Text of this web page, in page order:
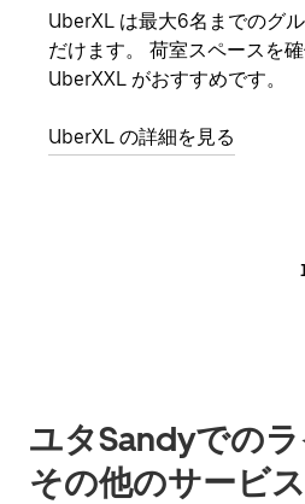
UberXL は最大6名までのグ
だけます。 荷室スペースを確
UberXXL がおすすめです。
UberXL の詳細を見る
ユタSandyでの
その他のサービス